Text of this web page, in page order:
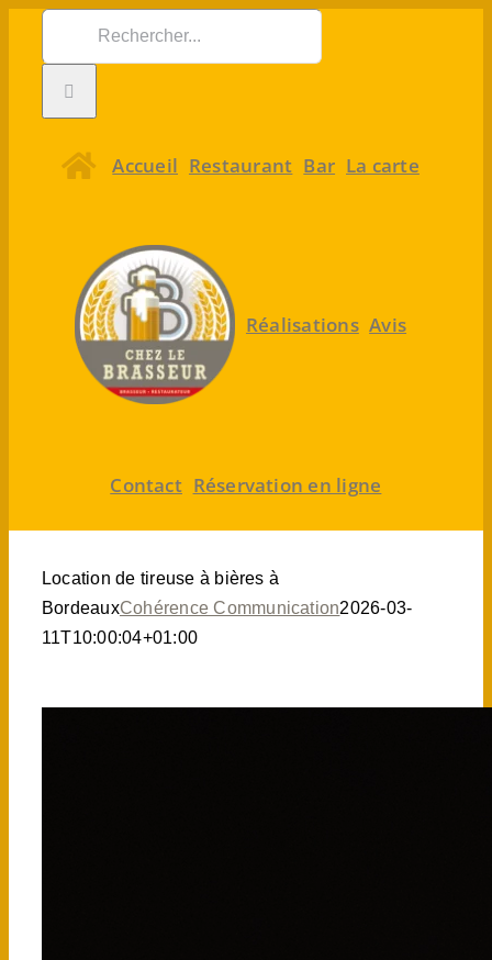
contenu
Accueil Restaurant Bar La carte
Réalisations Avis
Contact Réservation en ligne
Location de tireuse à bières à
BordeauxCohérence Communication2026-03-
11T10:00:04+01:00